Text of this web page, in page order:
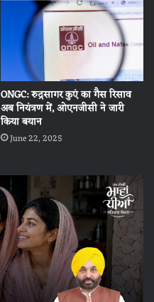
ONGC: रुद्रसागर कुएं का गैस रिसाव
अब नियंत्रण में, ओएनजीसी ने जारी
किया बयान
June 22, 2025